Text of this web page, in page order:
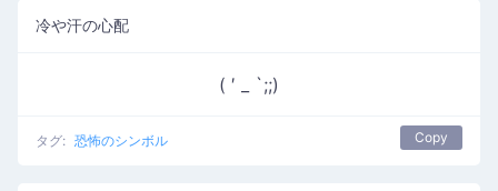
冷や汗の心配
( ′ _ `;;)
タグ: 恐怖のシンボル Copy